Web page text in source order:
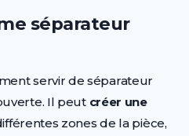
séparateur
servir de séparateur
Il peut créer une
zones de la pièce,